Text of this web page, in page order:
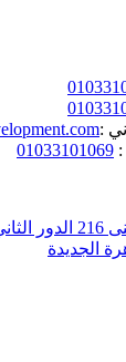
:
01033101069
، المبنى 216
الجديدة